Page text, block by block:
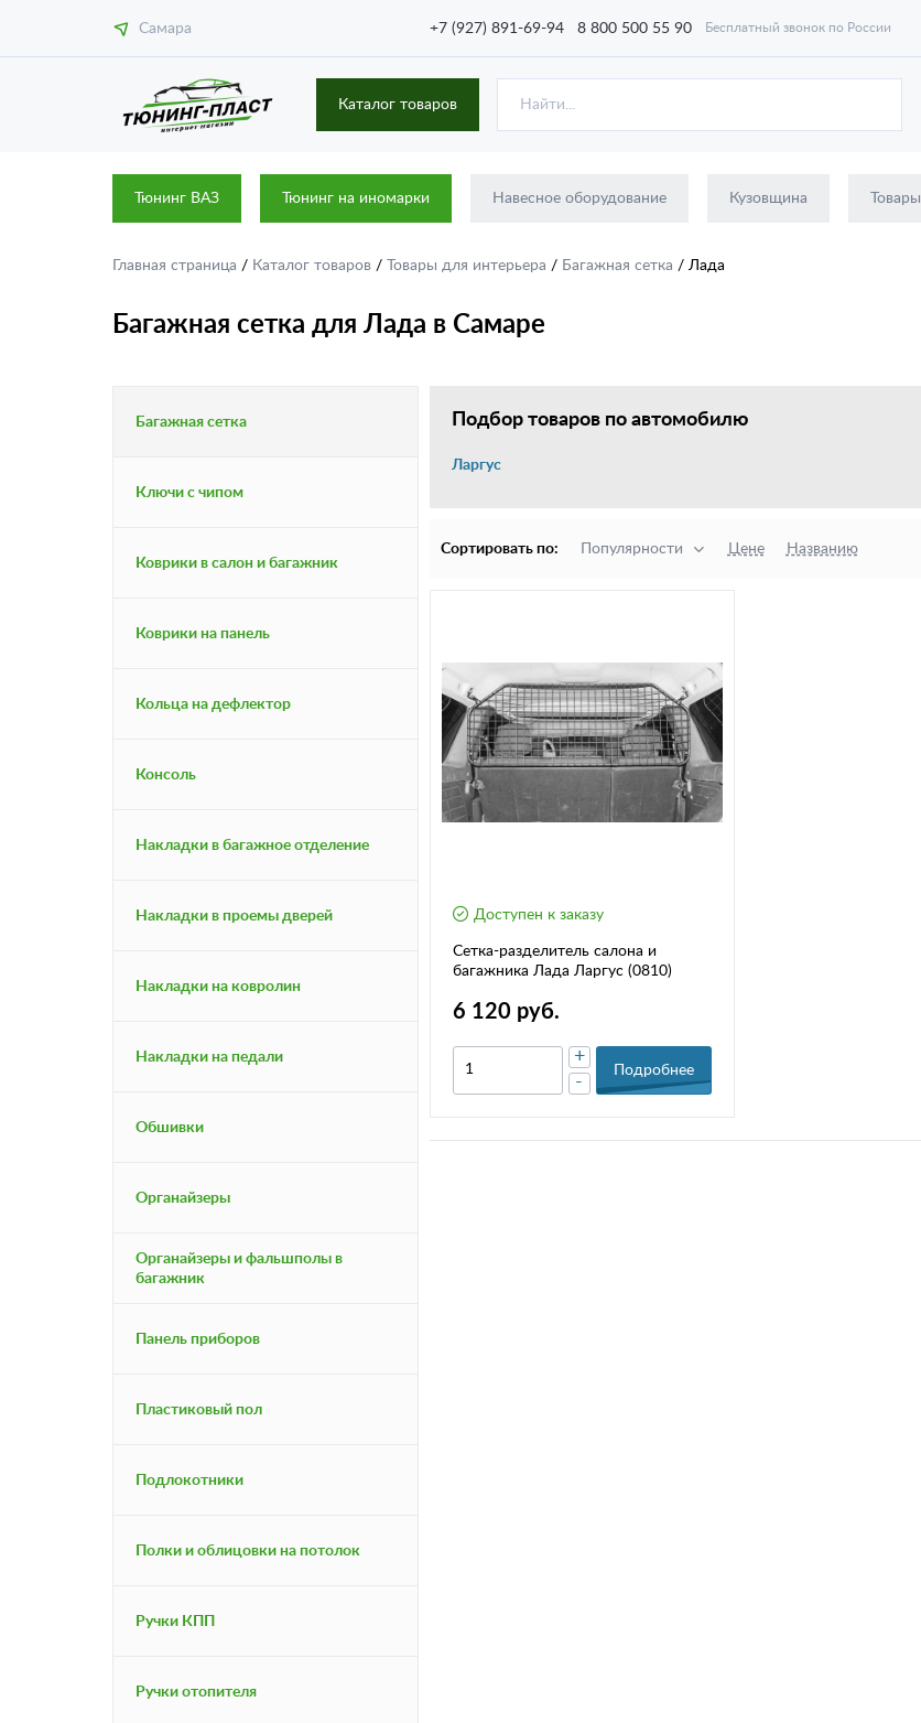
Самара +7 (927) 891-69-94 8 800 500 55 90 Бесплатный звонок по России
Каталог товаров
Тюнинг ВАЗ Тюнинг на иномарки Навесное оборудование Кузовщина
Главная страница / Каталог товаров / Товары для интерьера / Багажная сетка / Лада
Багажная сетка для Лада в Самаре
Багажная сетка
Ключи с чипом
Коврики в салон и багажник
Коврики на панель
Кольца на дефлектор
Консоль
Накладки в багажное отделение
Накладки в проемы дверей
Накладки на ковролин
Накладки на педали
Обшивки
Органайзеры
Органайзеры и фальшполы в
багажник
Панель приборов
Пластиковый пол
Подлокотники
Полки и облицовки на потолок
Ручки КПП
Ручки отопителя
Подбор товаров по автомобилю
Ларгус
Сортировать по: Популярности Цене Названию
Доступен к заказу
Сетка-разделитель салона и
багажника Лада Ларгус (0810)
6 120 руб.
-
+
Подробнее